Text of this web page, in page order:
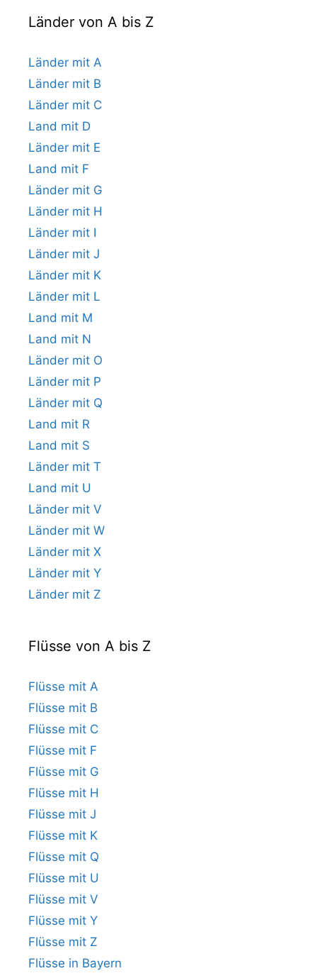
Länder von A bis Z
Länder mit A
Länder mit B
Länder mit C
Land mit D
Länder mit E
Land mit F
Länder mit G
Länder mit H
Länder mit I
Länder mit J
Länder mit K
Länder mit L
Land mit M
Land mit N
Länder mit O
Länder mit P
Länder mit Q
Land mit R
Land mit S
Länder mit T
Land mit U
Länder mit V
Länder mit W
Länder mit X
Länder mit Y
Länder mit Z
Flüsse von A bis Z
Flüsse mit A
Flüsse mit B
Flüsse mit C
Flüsse mit F
Flüsse mit G
Flüsse mit H
Flüsse mit J
Flüsse mit K
Flüsse mit Q
Flüsse mit U
Flüsse mit V
Flüsse mit Y
Flüsse mit Z
Flüsse in Bayern